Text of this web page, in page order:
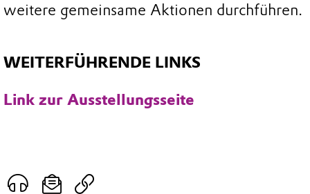
weitere gemeinsame Aktionen durchführen.
WEITERFÜHRENDE LINKS
Link zur Ausstellungsseite